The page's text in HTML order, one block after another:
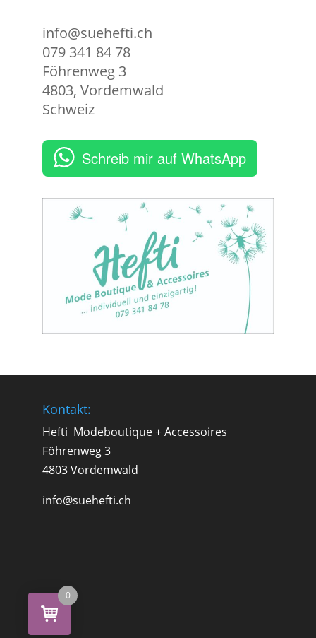
info@suehefti.ch
079 341 84 78
Föhrenweg 3
4803, Vordemwald
Schweiz
Schreib mir auf WhatsApp
Kontakt:
Hefti Modeboutique + Accessoires
Föhrenweg 3
4803 Vordemwald
info@suehefti.ch
0